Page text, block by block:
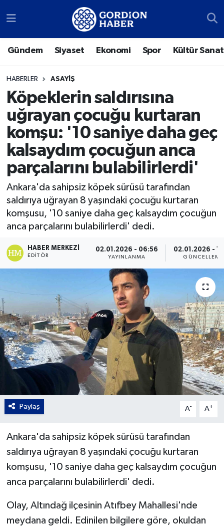
Gündem Siyaset Ekonomi Spor Kültür Sanat
HABERLER ASAYIŞ
Köpeklerin saldırısına
uğrayan çocuğu kurtaran
komşu: '10 saniye daha geç
kalsaydım çocuğun anca
parçalarını bulabilirlerdi'
Ankara'da sahipsiz köpek sürüsü tarafından
saldırıya uğrayan 8 yaşındaki çocuğu kurtaran
komşusu, '10 saniye daha geç kalsaydım çocuğun
anca parçalarını bulabilirlerdi' dedi.
HABER MERKEZI
EDITÖR
02.01.2026 - 06:56
YAYINLANMA
02.01.2026 -
GÜNCELLEME
Paylaş A- A+
Ankara'da sahipsiz köpek sürüsü tarafından
saldırıya uğrayan 8 yaşındaki çocuğu kurtaran
komşusu, '10 saniye daha geç kalsaydım çocuğun
anca parçalarını bulabilirlerdi' dedi.
Olay, Altındağ ilçesinin Atıfbey Mahallesi'nde
meydana geldi. Edinilen bilgilere göre, okuldan
Sosyal Medya Hesaplarımız
Siyaset
Ekonomi
Spor
Kültür Sanat
Türk Dünyası
Polatlı
Ankara Nöbetçi Eczaneler
Ankara Trafik Yoğunluk Haritası
Süper Lig Puan Durumu ve Fikstür
Tüm Manşetler
Son Dakika Haberleri
Haber Arşivi